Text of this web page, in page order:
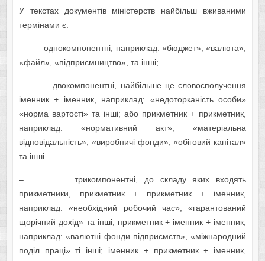
У текстах документів міністерств найбільш вживаними
термінами є:
– однокомпонентні, наприклад: «бюджет», «валюта»,
«файл», «підприємництво», та інші;
– двокомпонентні, найбільше це словосполучення
іменник + іменник, наприклад: «недоторканість особи»
«норма вартості» та інші; або прикметник + прикметник,
наприклад: «нормативний акт», «матеріальна
відповідальність», «виробничі фонди», «обіговий капітал»
та інші.
– трикомпонентні, до складу яких входять
прикметники, прикметник + прикметник + іменник,
наприклад: «необхідний робочий час», «гарантований
щорічний дохід» та інші; прикметник + іменник + іменник,
наприклад: «валютні фонди підприємств», «міжнародний
поділ праці» ті інші; іменник + прикметник + іменник,